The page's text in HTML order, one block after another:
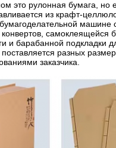
это рулонная бумага, но
из крафт-
бумагоделательной
самоклеящейся
и барабанной подкладки
разных
заказчика.